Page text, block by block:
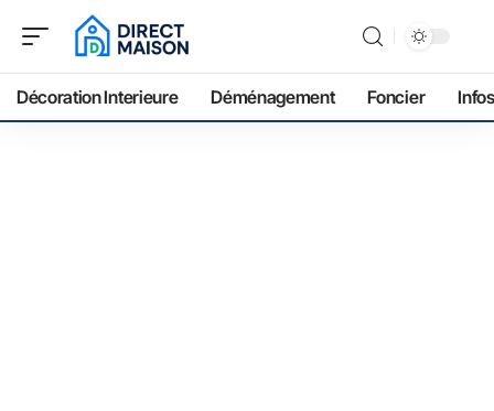
Décoration Interieure Déménagement Foncier Infos